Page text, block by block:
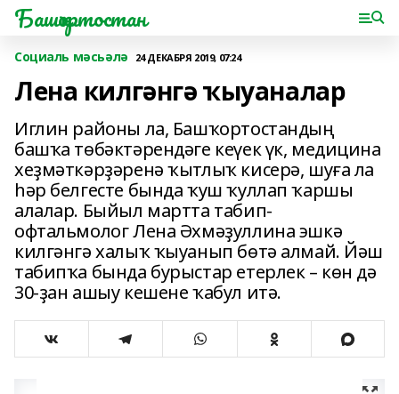
Башҡортостан
Социаль мәсьәлә 24 ДЕКАБРЯ 2019, 07:24
Лена килгәнгә ҡыуаналар
Иглин районы ла, Башҡортостандың
башҡа төбәктәрендәге кеүек үк, медицина
хеҙмәткәрҙәренә ҡытлыҡ кисерә, шуға ла
һәр белгесте бында ҡуш ҡуллап ҡаршы
алалар. Быйыл мартта табип-
офтальмолог Лена Әхмәҙуллина эшкә
килгәнгә халыҡ ҡыуанып бөтә алмай. Йәш
табипҡа бында бурыс­тар етерлек – көн дә
30-ҙан ашыу кешене ҡабул итә.